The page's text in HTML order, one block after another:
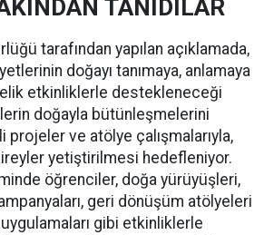
TANIDILAR
tarafından yapılan açıklamada,
doğayı tanımaya, anlamaya
etkinliklerle destekleneceği
doğayla bütünleşmelerini
ve atölye çalışmalarıyla,
yetiştirilmesi hedefleniyor.
öğrenciler, doğa yürüyüşleri,
geri dönüşüm atölyeleri
gibi etkinliklerle